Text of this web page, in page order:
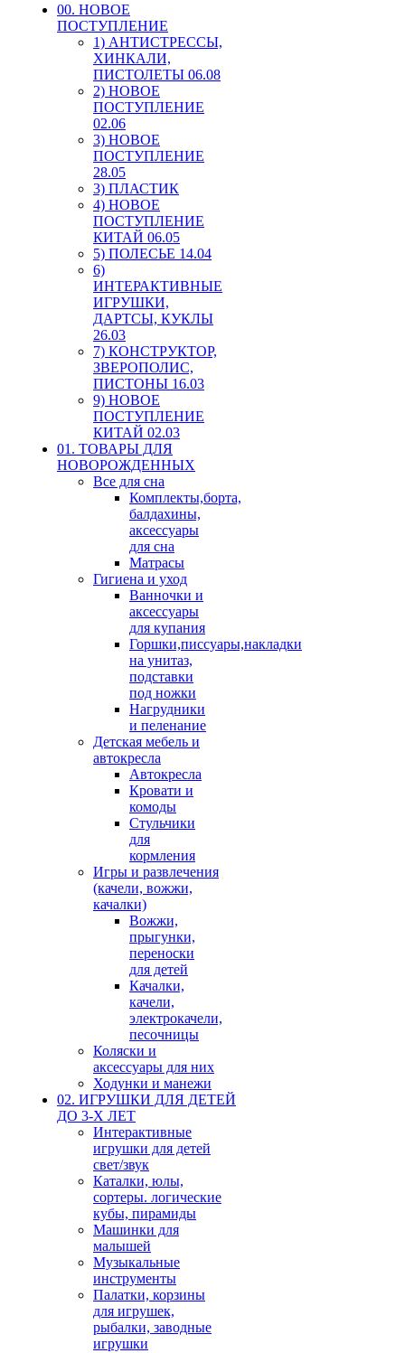
00. HОВОЕ
ПОСТУПЛЕНИЕ
1) АНТИСТРЕССЫ,
ХИНКАЛИ,
ПИСТОЛЕТЫ 06.08
2) НОВОЕ
ПОСТУПЛЕНИЕ
02.06
3) НОВОЕ
ПОСТУПЛЕНИЕ
28.05
3) ПЛАСТИК
4) НОВОЕ
ПОСТУПЛЕНИЕ
КИТАЙ 06.05
5) ПОЛЕСЬЕ 14.04
6)
ИНТЕРАКТИВНЫЕ
ИГРУШКИ,
ДАРТСЫ, КУКЛЫ
26.03
7) КОНСТРУКТОР,
ЗВЕРОПОЛИС,
ПИСТОНЫ 16.03
9) НОВОЕ
ПОСТУПЛЕНИЕ
КИТАЙ 02.03
01. ТОВАРЫ ДЛЯ
НОВОРОЖДЕННЫХ
Все для сна
Комплекты,борта,
балдахины,
аксессуары
для сна
Матрасы
Гигиена и уход
Ванночки и
аксессуары
для купания
Горшки,писсуары,накладки
на унитаз,
подставки
под ножки
Нагрудники
и пеленание
Детская мебель и
автокресла
Автокресла
Кровати и
комоды
Стульчики
для
кормления
Игры и развлечения
(качели, вожжи,
качалки)
Вожжи,
прыгунки,
переноски
для детей
Качалки,
качели,
электрокачели,
песочницы
Коляски и
аксессуары для них
Ходунки и манежи
02. ИГРУШКИ ДЛЯ ДЕТЕЙ
ДО 3-Х ЛЕТ
Интерактивные
игрушки для детей
свет/звук
Каталки, юлы,
сортеры. логические
кубы, пирамиды
Машинки для
малышей
Музыкальные
инструменты
Палатки, корзины
для игрушек,
рыбалки, заводные
игрушки